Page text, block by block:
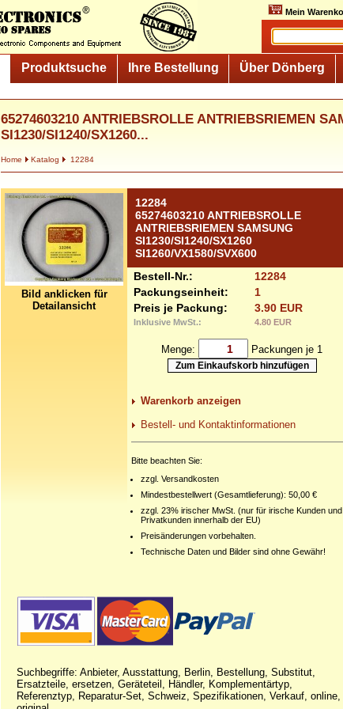
Mein
Produktsuche Ihre Bestellung Über Dönberg
65274603210 ANTRIEBSROLLE ANTRIEBSRIEMEN
SI1230/SI1240/SX1260...
Home Katalog 12284
Bild anklicken für
Detailansicht
12284
65274603210 ANTRIEBSROLLE
ANTRIEBSRIEMEN SAMSUNG
SI1230/SI1240/SX1260
SI1260/VX1580/SVX600
Bestell-Nr.:
12284
Packungseinheit:
1
Preis je Packung:
3.90 EUR
Inklusive MwSt.: 4.80 EUR
Menge: Packungen je 1
Warenkorb anzeigen
Bestell- und Kontaktinformationen
Bitte beachten Sie:
zzgl. Versandkosten
Mindestbestellwert (Gesamtlieferung): 50,00 €
zzgl. 23% irischer MwSt. (nur für irische Kunden und
Privatkunden innerhalb der EU)
Preisänderungen vorbehalten.
Technische Daten und Bilder sind ohne Gewähr!
Suchbegriffe: Anbieter, Ausstattung, Berlin, Bestellung, Substitut,
Ersatzteile, ersetzen, Geräteteil, Händler, Komplementärtyp,
Referenztyp, Reparatur-Set, Schweiz, Spezifikationen, Verkauf, online,